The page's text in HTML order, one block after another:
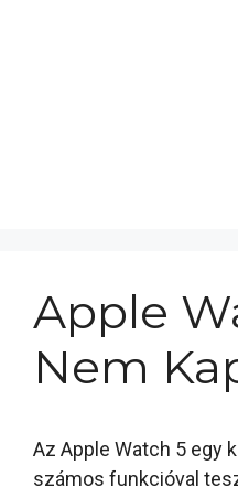
Apple
Nem
Az Apple Watch 5 egy
számos funkcióval